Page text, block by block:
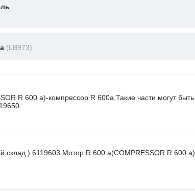
(LB973)
R 600 a)-компрессор R 600a,Такие части могут быть
.
склад ) 6119603 Мотор R 600 a(COMPRESSOR R 600 a)